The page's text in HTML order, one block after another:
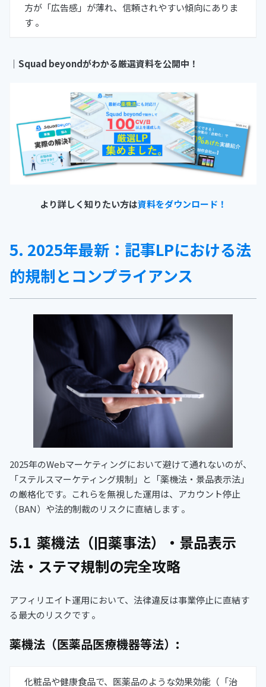
方が「広告感」が薄れ、信頼されやすい傾向にありま
す 。
｜Squad beyondがわかる厳選資料を公開中！
より詳しく知りたい方は資料をダウンロード！
5. 2025年最新：記事LPにおける法
的規制とコンプライアンス
2025年のWebマーケティングにおいて避けて通れないのが、
「ステルスマーケティング規制」と「薬機法・景品表示法」
の厳格化です。これらを無視した運用は、アカウント停止
（BAN）や法的制裁のリスクに直結します 。
5.1 薬機法（旧薬事法）・景品表示
法・ステマ規制の完全攻略
アフィリエイト運用において、法律違反は事業停止に直結す
る最大のリスクです 。
薬機法（医薬品医療機器等法） :
化粧品や健康食品で、医薬品のような効果効能（「治